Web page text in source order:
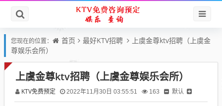
您现在的位置： 首页 最好KTV招聘
上虞金尊ktv招聘（上虞金
尊娱乐会所）
上虞金尊ktv招聘（上虞金尊娱乐会所）
KTV免费预定 2022年11月30日 03:55:51 163 默认